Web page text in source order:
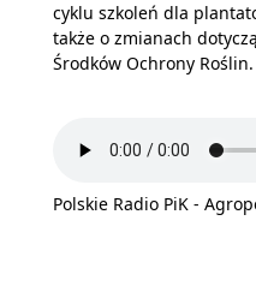
cyklu szkoleń dla
także o zmianach
Środków Ochrony Roślin.
Polskie Radio PiK -